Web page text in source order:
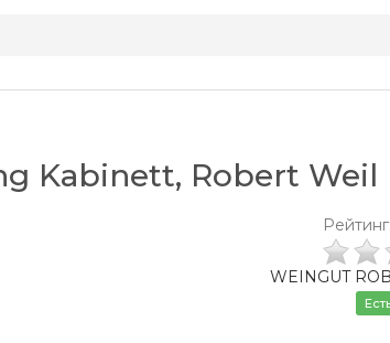
Kabinett, Robert Weil
Рейтинг:
WEINGUT